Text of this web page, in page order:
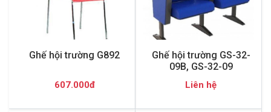
Ghế hội trường G892
607.000đ
Ghế hội trường GS-32-
09B, GS-32-09
Liên hệ